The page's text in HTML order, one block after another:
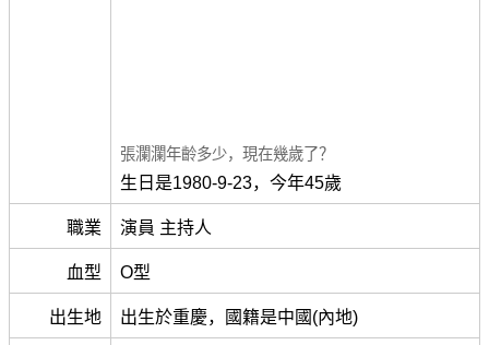
張瀾瀾年齡多少，現在幾歲了？
生日是1980-9-23，今年45歲
職業 演員 主持人
血型 O型
出生地 出生於重慶，國籍是中國(內地)